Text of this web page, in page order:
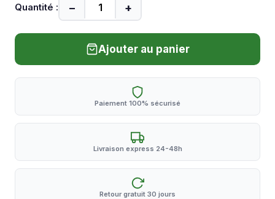
Quantité : − +
Ajouter au panier
Paiement 100% sécurisé
Livraison express 24-48h
Retour gratuit 30 jours